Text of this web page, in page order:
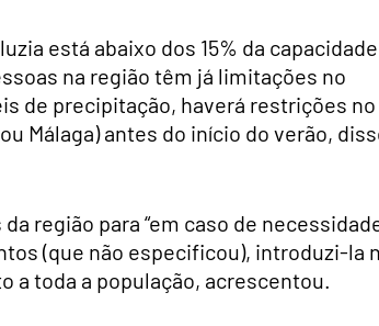
está abaixo dos 15% da
na região têm já limitações no
de precipitação, haverá restrições no
Málaga) antes do início do verão,
região para “em caso de
(que não especificou), introduzi-la
toda a população, acrescentou.